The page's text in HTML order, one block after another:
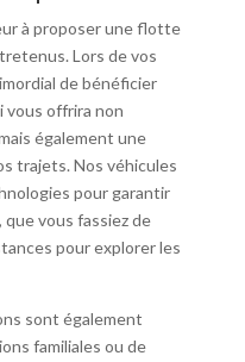
à proposer une flotte
Lors de vos
de bénéficier
vous offrira non
également une
trajets. Nos véhicules
pour garantir
vous fassiez de
pour explorer les
sont également
familiales ou de